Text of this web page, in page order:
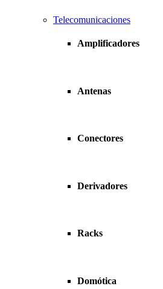
Telecomunicaciones
Amplificadores
Antenas
Conectores
Derivadores
Racks
Domótica